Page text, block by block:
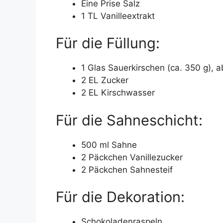
Eine Prise Salz
1 TL Vanilleextrakt
Für die Füllung:
1 Glas Sauerkirschen (ca. 350 g),
2 EL Zucker
2 EL Kirschwasser
Für die Sahneschicht:
500 ml Sahne
2 Päckchen Vanillezucker
2 Päckchen Sahnesteif
Für die Dekoration: